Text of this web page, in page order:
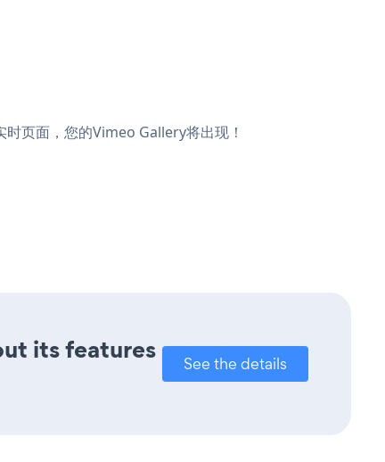
页面，您的Vimeo Gallery将出现！
its features
See the details